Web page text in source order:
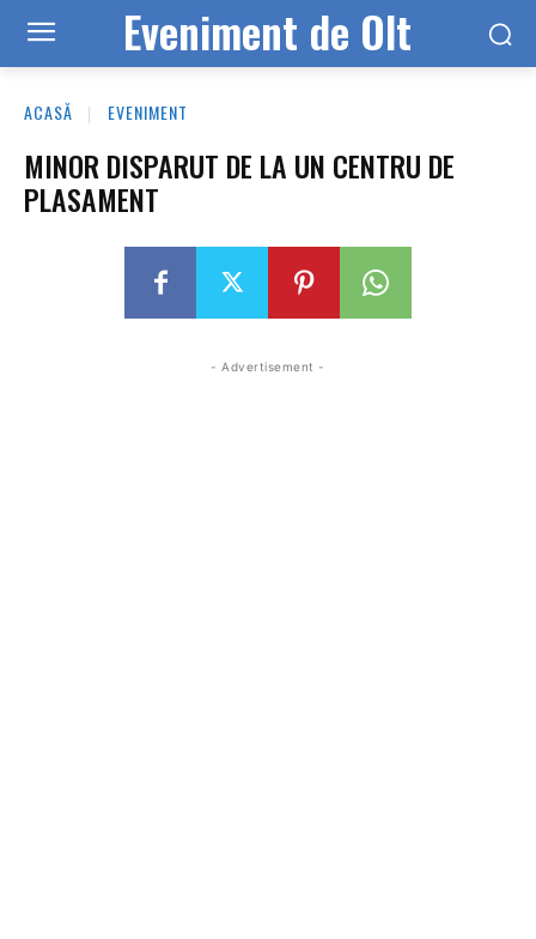
Eveniment de Olt
ACASĂ EVENIMENT
MINOR DISPARUT DE LA UN CENTRU DE
PLASAMENT
- Advertisement -